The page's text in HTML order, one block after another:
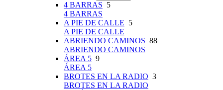
4 BARRAS 5
4 BARRAS
A PIE DE CALLE 5
A PIE DE CALLE
ABRIENDO CAMINOS 88
ABRIENDO CAMINOS
ÁREA 5 9
ÁREA 5
BROTES EN LA RADIO 3
BROTES EN LA RADIO